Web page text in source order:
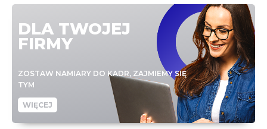
DLA TWOJEJ
FIRMY
ZOSTAW NAMIARY DO KADR, ZAJMIEMY SIĘ
TYM
WIĘCEJ